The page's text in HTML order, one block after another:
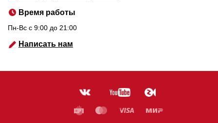
Время работы
Пн-Вс c 9:00 до 21:00
Написать нам